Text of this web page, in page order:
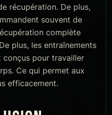
récupération. De plus,
souvent de
complète
plus, les entraînements
conçus pour travailler
Ce qui permet aux
efficacement.